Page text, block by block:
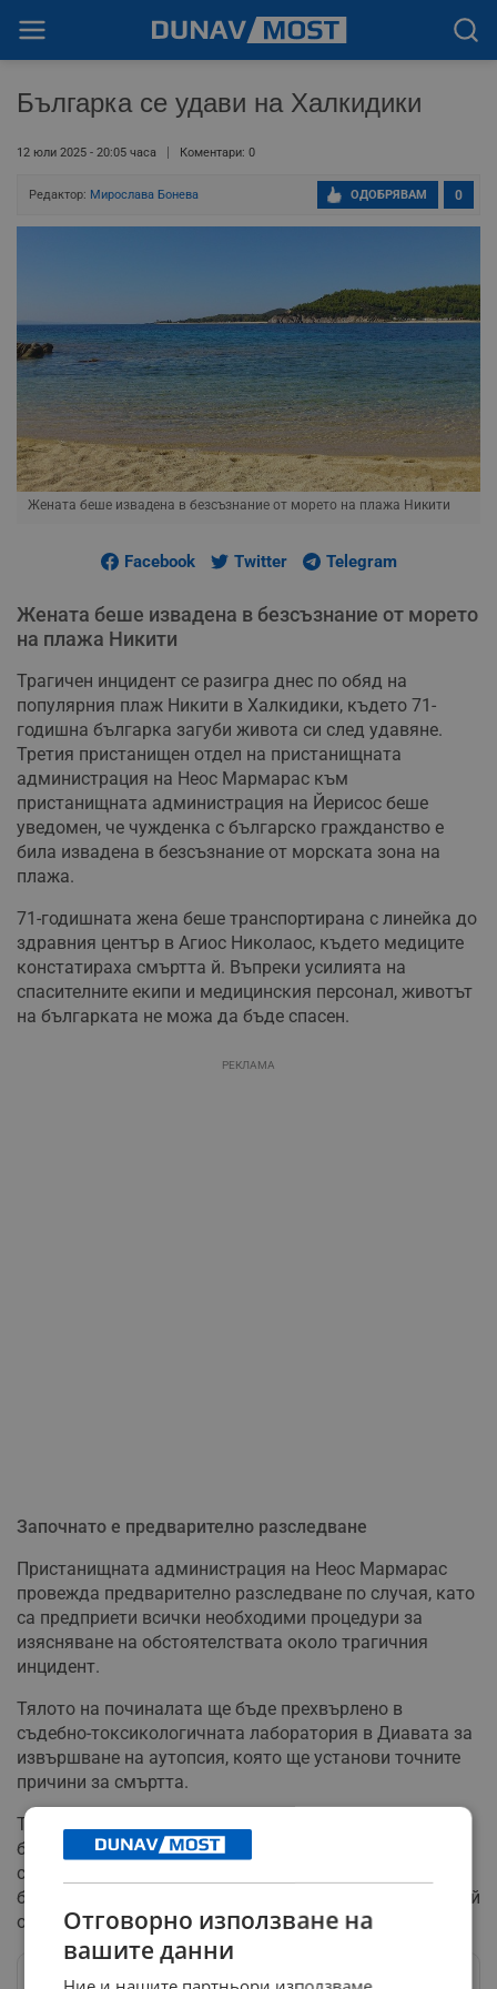
Българка се удави на Халкидики
12 юли 2025 - 20:05 часа Коментари: 0
Редактор: Мирослава Бонева 0
ОДОБРЯВАМ
Жената беше извадена в безсъзнание от морето на плажа Никити
Facebook Twitter Telegram
Жената беше извадена в безсъзнание от морето
на плажа Никити
Трагичен инцидент се разигра днес по обяд на
популярния плаж Никити в Халкидики, където 71-
годишна българка загуби живота си след удавяне.
Третия пристанищен отдел на пристанищната
администрация на Неос Мармарас към
пристанищната администрация на Йерисос беше
уведомен, че чужденка с българско гражданство е
била извадена в безсъзнание от морската зона на
плажа.
71-годишната жена беше транспортирана с линейка до
здравния център в Агиос Николаос, където медиците
констатираха смъртта й. Въпреки усилията на
спасителните екипи и медицинския персонал, животът
на българката не можа да бъде спасен.
РЕКЛАМА
Започнато е предварително разследване
Пристанищната администрация на Неос Мармарас
провежда предварително разследване по случая, като
са предприети всички необходими процедури за
изясняване на обстоятелствата около трагичния
инцидент.
Тялото на починалата ще бъде прехвърлено в
съдебно-токсикологичната лаборатория в Диавата за
извършване на аутопсия, която ще установи точните
причини за смъртта.
Това е поредният трагичен случай с удавяне на
български граждани в гръцките води през летния
сезон. Само преди няколко дни, на 6 юли, 63-годишна
българка загуби живота си при подобен инцидент край
остров Тинос.
Отговорно използване на
вашите данни